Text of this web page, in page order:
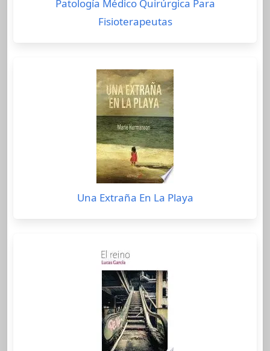
Patología Médico Quirúrgica Para
Fisioterapeutas
Una Extraña En La Playa